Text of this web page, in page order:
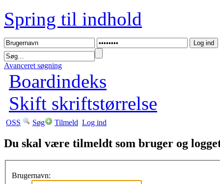
Spring til indhold
Avanceret søgning
Boardindeks
Skift skriftstørrelse
OSS Søg Tilmeld Log ind
Du skal være tilmeldt som bruger og
Brugernavn: